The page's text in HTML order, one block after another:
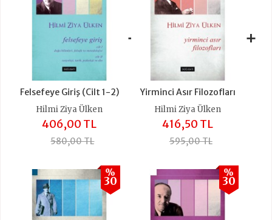
Felsefeye Giriş (Cilt 1-2)
Hilmi Ziya Ülken
406,00 TL
580,00 TL
+
Yirminci Asır Filozofları
Hilmi Ziya Ülken
416,50 TL
595,00 TL
+
%
30
%
30